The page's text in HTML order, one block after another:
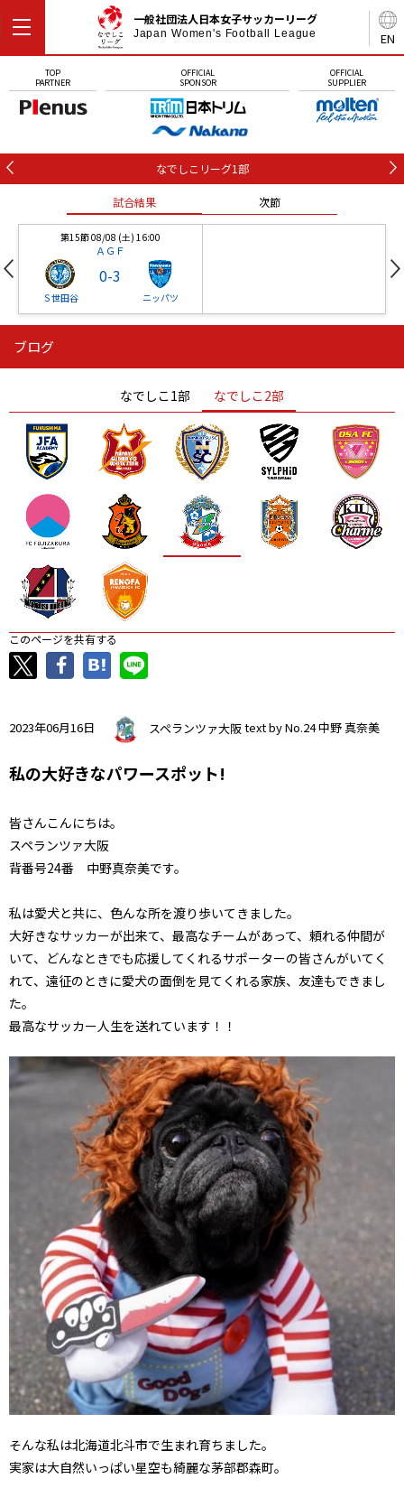
EN
一般社団法人日本女子サッカーリーグ
Japan Women's Football League
TOP
PARTNER
OFFICIAL
SPONSOR
OFFICIAL
SUPPLIER
なでしこリーグ1部
試合結果 次節
第15節 08/08 (土) 16:00
ＡＧＦ
Ｓ世田谷
0-3
ニッパツ
ニッパツ
ニッパツ 名古屋
石人の星
静岡 愛媛Ｌ
ブログ
なでしこ1部 なでしこ2部
このページを共有する
2023年06月16日 スペランツァ大阪text by No.24 中野 真奈美
私の大好きなパワースポット!
皆さんこんにちは。
スペランツァ大阪
背番号24番 中野真奈美です。
私は愛犬と共に、色んな所を渡り歩いてきました。
大好きなサッカーが出来て、最高なチームがあって、頼れる仲間が
いて、どんなときでも応援してくれるサポーターの皆さんがいてく
れて、遠征のときに愛犬の面倒を見てくれる家族、友達もできまし
た。
最高なサッカー人生を送れています！！
そんな私は北海道北斗市で生まれ育ちました。
実家は大自然いっぱい星空も綺麗な茅部郡森町。